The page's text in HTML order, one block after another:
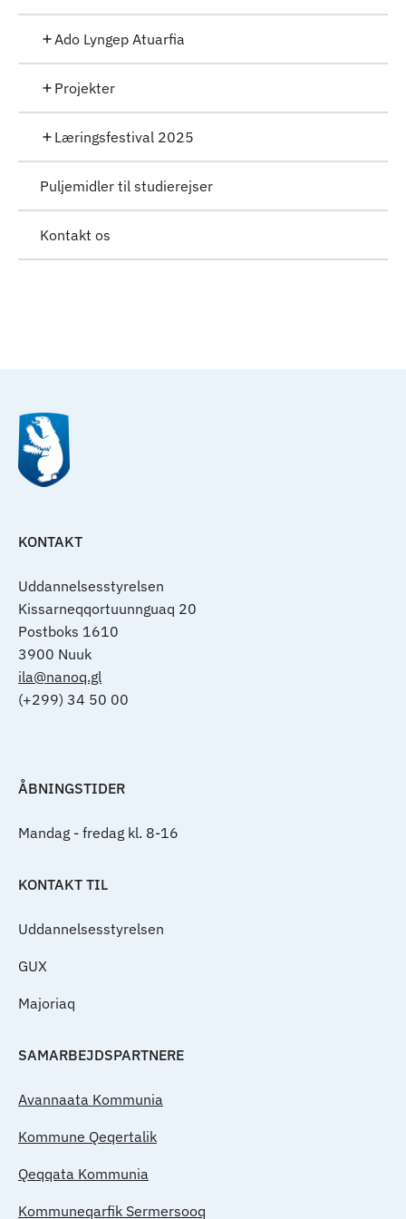
Ado Lyngep Atuarfia
Projekter
Læringsfestival 2025
Puljemidler til studierejser
Kontakt os
KONTAKT
Uddannelsesstyrelsen
Kissarneqqortuunnguaq 20
Postboks 1610
3900 Nuuk
ila@nanoq.gl
(+299) 34 50 00
ÅBNINGSTIDER
Mandag - fredag kl. 8-16
KONTAKT TIL
Uddannelsesstyrelsen
GUX
Majoriaq
SAMARBEJDSPARTNERE
Avannaata Kommunia
Kommune Qeqertalik
Qeqqata Kommunia
Kommuneqarfik Sermersooq